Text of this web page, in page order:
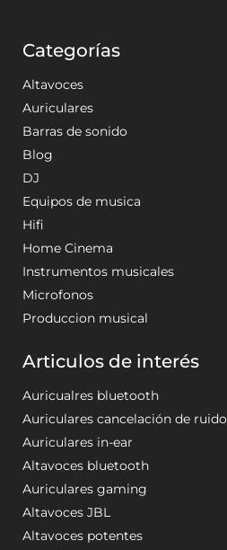
Categorías
Altavoces
Auriculares
Barras de sonido
Blog
DJ
Equipos de musica
Hifi
Home Cinema
Instrumentos musicales
Microfonos
Produccion musical
Articulos de interés
Auricualres bluetooth
Auriculares cancelación de ruido
Auriculares in-ear
Altavoces bluetooth
Auriculares gaming
Altavoces JBL
Altavoces potentes